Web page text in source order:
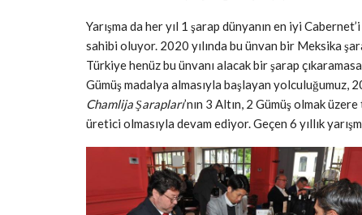
Yarışma da her yıl 1 şarap dünyanın en iyi
sahibi oluyor. 2020 yılında bu ünvan bir Meksika
Türkiye henüz bu ünvanı alacak bir şarap
Gümüş madalya almasıyla başlayan yolculuğumuz,
Chamlija Şarapları’nın 3 Altın, 2 Gümüş olmak
üretici olmasıyla devam ediyor. Geçen 6 yıllık